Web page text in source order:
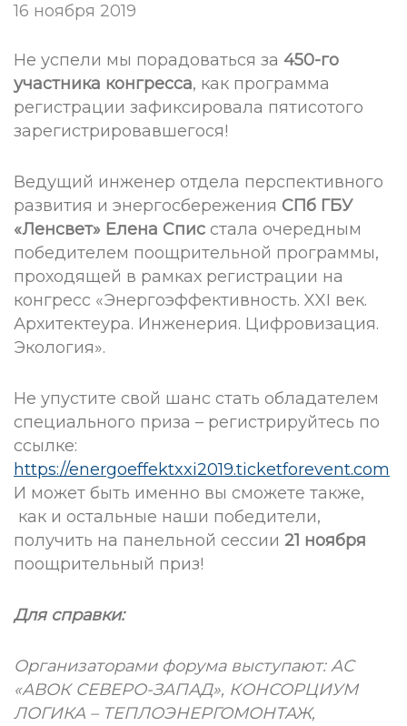
16 ноября 2019
Не успели мы порадоваться за 450-го
участника конгресса, как программа
регистрации зафиксировала пятисотого
зарегистрировавшегося!
Ведущий инженер отдела перспективного
развития и энергосбережения СПб ГБУ
«Ленсвет» Елена Спис стала очередным
победителем поощрительной программы,
проходящей в рамках регистрации на
конгресс «Энергоэффективность. XXI век.
Архитектеура. Инженерия. Цифровизация.
Экология».
Не упустите свой шанс стать обладателем
специального приза – регистрируйтесь по
ссылке:
https://energoeffektxxi2019.ticketforevent.com
И может быть именно вы сможете также,
как и остальные наши победители,
получить на панельной сессии 21 ноября
поощрительный приз!
Для справки:
Организаторами форума выступают: АС
«АВОК СЕВЕРО-ЗАПАД», КОНСОРЦИУМ
ЛОГИКА – ТЕПЛОЭНЕРГОМОНТАЖ,